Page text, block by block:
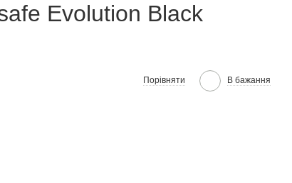
Evolution Black
Порівняти В бажання